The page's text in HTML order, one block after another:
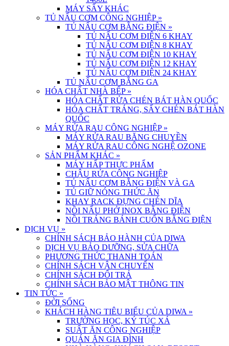
MÁY SẤY KHÁC
TỦ NẤU CƠM CÔNG NGHIỆP »
TỦ NẤU CƠM BẰNG ĐIỆN »
TỦ NẤU CƠM ĐIỆN 6 KHAY
TỦ NẤU CƠM ĐIỆN 8 KHAY
TỦ NẤU CƠM ĐIỆN 10 KHAY
TỦ NẤU CƠM ĐIỆN 12 KHAY
TỦ NẤU CƠM ĐIỆN 24 KHAY
TỦ NẤU CƠM BẰNG GA
HÓA CHẤT NHÀ BẾP »
HÓA CHẤT RỬA CHÉN BÁT HÀN QUỐC
HÓA CHẤT TRÁNG, SẤY CHÉN BÁT HÀN
QUỐC
MÁY RỬA RAU CÔNG NGHIỆP »
MÁY RỬA RAU BĂNG CHUYỀN
MÁY RỬA RAU CÔNG NGHỆ OZONE
SẢN PHẨM KHÁC »
MÁY HẤP THỰC PHẨM
CHẬU RỬA CÔNG NGHIỆP
TỦ NẤU CƠM BẰNG ĐIỆN VÀ GA
TỦ GIỮ NÓNG THỨC ĂN
KHAY RACK ĐỰNG CHÉN DĨA
NỒI NẤU PHỞ INOX BẰNG ĐIỆN
NỒI TRÁNG BÁNH CUỐN BẰNG ĐIỆN
DỊCH VỤ »
CHÍNH SÁCH BẢO HÀNH CỦA DIWA
DỊCH VỤ BẢO DƯỠNG, SỬA CHỮA
PHƯƠNG THỨC THANH TOÁN
CHÍNH SÁCH VẬN CHUYỂN
CHÍNH SÁCH ĐỔI TRẢ
CHÍNH SÁCH BẢO MẬT THÔNG TIN
TIN TỨC »
ĐỜI SỐNG
KHÁCH HÀNG TIÊU BIỂU CỦA DIWA »
TRƯỜNG HỌC, KÝ TÚC XÁ
SUẤT ĂN CÔNG NGHIỆP
QUÁN ĂN GIA ĐÌNH